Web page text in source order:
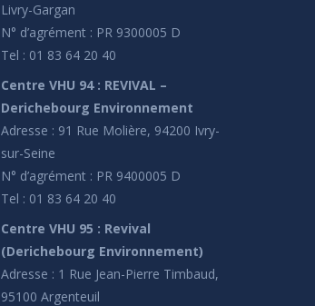
Livry-Gargan
N° d’agrément : PR 9300005 D
Tel : 01 83 64 20 40
Centre VHU 94 : REVIVAL –
Derichebourg Environnement
Adresse : 91 Rue Molière, 94200 Ivry-
sur-Seine
N° d’agrément : PR 9400005 D
Tel : 01 83 64 20 40
Centre VHU 95 : Revival
(Derichebourg Environnement)
Adresse : 1 Rue Jean-Pierre Timbaud,
95100 Argenteuil